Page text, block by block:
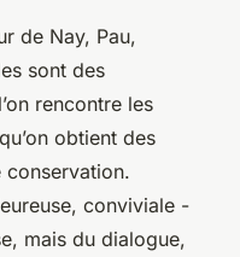
de Nay, Pau,
sont des
rencontre les
obtient des
conviviale -
mais du dialogue,